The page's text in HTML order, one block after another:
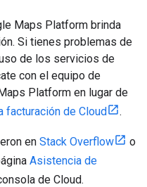
Maps Platform brinda
Si tienes problemas de
de los servicios de
con el equipo de
Platform en lugar de
facturación de Cloud .
en Stack Overflow
o
Asistencia de
de Cloud.